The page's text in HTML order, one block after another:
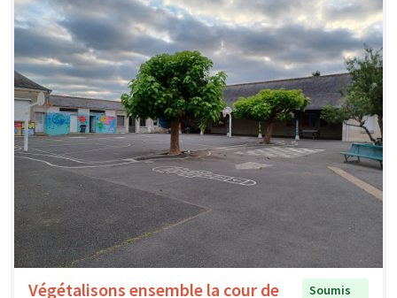
Végétalisons ensemble la cour de
Soumis